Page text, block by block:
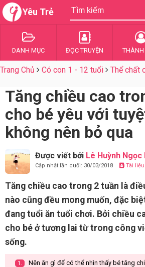
Yêu Trẻ
DANH MỤC ĐỌC TRUYỆN THÀNH
Trang Chủ Có con 1 - 12 tuổi Thể chất
Tăng chiều cao
cho bé yêu với
không nên bỏ qua
Được viết bởi Lê Huỳnh Ngọc
Cập nhật lần cuối: 30/03/2018 Tài
Tăng chiều cao trong 2 tuần là
nào cũng đều mong muốn, đặc
đang tuổi ăn tuổi chơi. Bởi chiều
cho bé ở tương lai từ trong công
sống.
1. Nên ăn gì để có thể nhìn thấy bé tăng